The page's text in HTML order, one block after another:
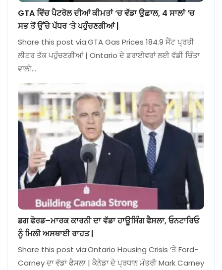
GTA ਵਿੱਚ ਪੈਟਰੋਲ ਦੀਆਂ ਕੀਮਤਾਂ ‘ਚ ਵੱਡਾ ਉਛਾਲ, 4 ਸਾਲਾਂ ‘ਚ
ਸਭ ਤੋਂ ਉੱਚੇ ਪੱਧਰ ‘ਤੇ ਪਹੁੰਚਣਗੀਆਂ |
Share this post via:GTA Gas Prices 184.9 ਸੈਂਟ ਪ੍ਰਤੀ
ਲੀਟਰ ਤੱਕ ਪਹੁੰਚਣਗੀਆਂ | Ontario ਦੇ ਡਰਾਈਵਰਾਂ ਲਈ ਵੱਡੀ ਚਿੰਤਾ
ਵਾਲੀ…
ਡਗ ਫੋਰਡ–ਮਾਰਕ ਕਾਰਨੀ ਦਾ ਵੱਡਾ ਹਾਊਸਿੰਗ ਫੈਸਲਾ, ਓਨਟਾਰਿਓ
ਨੂੰ ਮਿਲੀ ਅਸਥਾਈ ਰਾਹਤ |
Share this post via:Ontario Housing Crisis ‘ਤੇ Ford-
Carney ਦਾ ਵੱਡਾ ਫੈਸਲਾ | ਕੈਨੇਡਾ ਦੇ ਪ੍ਰਧਾਨ ਮੰਤਰੀ Mark Carney